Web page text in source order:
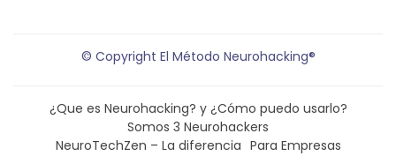
© Copyright El Método Neurohacking®
¿Que es Neurohacking? y ¿Cómo puedo usarlo?
Somos 3 Neurohackers
NeuroTechZen – La diferencia Para Empresas